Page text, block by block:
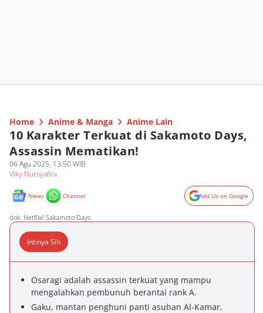
Home Anime & Manga Anime Lain
10 Karakter Terkuat di Sakamoto Days,
Assassin Mematikan!
06 Agu 2025, 13:50 WIB
Viky Nursyafira
News Channel Add Us on Google
dok. Netflix/ Sakamoto Days
Intinya Sih
Osaragi adalah assassin terkuat yang mampu
mengalahkan pembunuh berantai rank A.
Gaku, mantan penghuni panti asuhan Al-Kamar,